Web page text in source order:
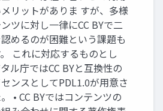
リットがありま すが、多様
ツに対し一律にCC BYで二
めるのが困難という課題も
これに対応するものとし
ル庁ではCC BYと互換性の
ンスとしてPDL1.0が用意さ
• CC BYではコンテンツの